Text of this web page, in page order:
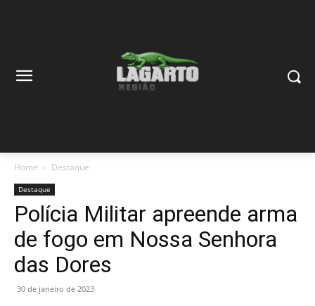
Home Destaque
Destaque
Polícia Militar apreende arma
de fogo em Nossa Senhora
das Dores
30 de janeiro de 2023